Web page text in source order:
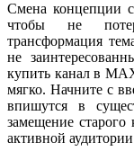
Смена концепции
чтобы не
трансформация
не
купить канал в
мягко. Начните с
впишутся в
замещение старого
активной